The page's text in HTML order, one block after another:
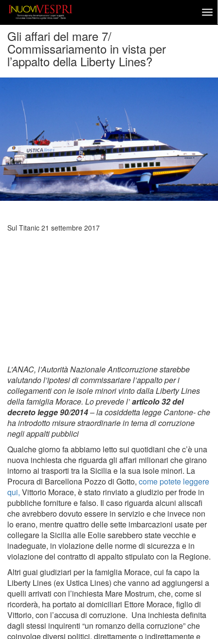
Gli affari del mare 7/
Commissariamento in vista per
l’appalto della Liberty Lines?
Sul Titanic 21 settembre 2017
L’ANAC, l’Autorità Nazionale Anticorruzione starebbe
valutando l’ipotesi di commissariare l’appalto per i
collegamenti con le isole minori vinto dalla Liberty Lines
della famiglia Morace. Lo prevede l’articolo 32 del
decreto legge 90/2014– la cosiddetta legge Cantone- che
ha introdotto misure straordinarie in tema di corruzione
negli appalti pubblici
Qualche giorno fa abbiamo letto sui quotidiani che c’è una
nuova inchiesta che riguarda gli affari milionari che girano
intorno ai trasporti tra la Sicilia e la sua isole minori. La
Procura di Barcellona Pozzo di Gotto, come potete leggere
qui, Vittorio Morace, è stato rinviato a giudizio per frode in
pubbliche forniture e falso. Il caso riguarda alcuni aliscafi
che avrebbero dovuto essere in servizio e che invece non
lo erano, mentre quattro delle sette imbarcazioni usate per
collegare la Sicilia alle Eolie sarebbero state vecchie e
inadeguate, in violazione delle norme di sicurezza e in
violazione del contratto di appalto stipulato con la Regione.
Altri guai giudiziari per la famiglia Morace, cui fa capo la
Liberty Lines (ex Ustica Lines) che vanno ad aggiungersi a
quelli arrivati con l’inchiesta Mare Mostrum, che, come si
ricorderà, ha portato ai domiciliari Ettore Morace, figlio di
Vittorio, con l’accusa di corruzione. Una inchiesta definita
dagli stessi inquirenti “un romanzo della corruzione” che
coinvolge diversi politici, direttamente o indirettamente e